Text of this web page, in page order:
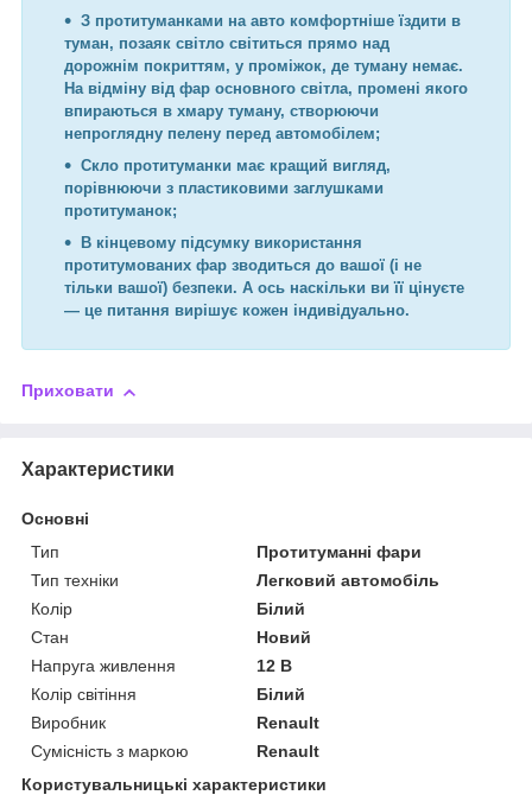
З протитуманками на авто комфортніше їздити в
туман, позаяк світло світиться прямо над
дорожнім покриттям, у проміжок, де туману немає.
На відміну від фар основного світла, промені якого
впираються в хмару туману, створюючи
непроглядну пелену перед автомобілем;
Скло протитуманки має кращий вигляд,
порівнюючи з пластиковими заглушками
протитуманок;
В кінцевому підсумку використання
протитумованих фар зводиться до вашої (і не
тільки вашої) безпеки. А ось наскільки ви її цінуєте
— це питання вирішує кожен індивідуально.
Приховати
Характеристики
Основні
Тип
Протитуманні фари
Тип техніки
Легковий автомобіль
Колір
Білий
Стан
Новий
Напруга живлення
12 В
Колір світіння
Білий
Виробник
Renault
Сумісність з маркою
Renault
Користувальницькі характеристики